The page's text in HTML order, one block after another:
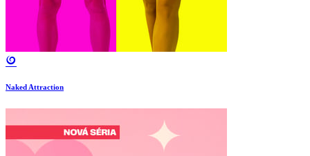
Naked Attraction